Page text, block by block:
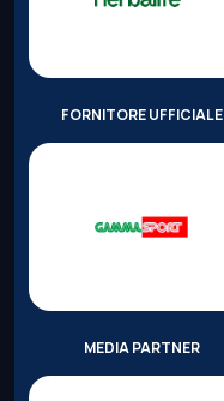
FORNITORE UFFICIALE
MEDIA PARTNER